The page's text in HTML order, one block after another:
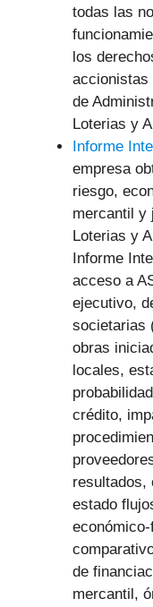
todas las
los
accionistas
de
Loterias y
Informe
empresa
riesgo,
mercantil y
Loterias y
Informe
acceso a
ejecutivo,
societarias
obras
locales,
crédito,
resultados,
estado
de
mercantil,